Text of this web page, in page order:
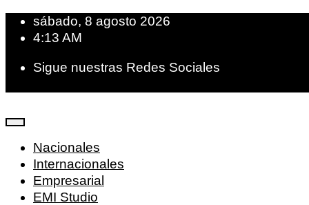
sábado, 8 agosto 2026
4:13 AM
Sigue nuestras Redes Sociales
Nacionales
Internacionales
Empresarial
EMI Studio